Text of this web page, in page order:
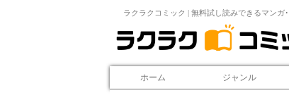
ラクラクコミック | 無料試し読みできるマンガ
ホーム ジャンル